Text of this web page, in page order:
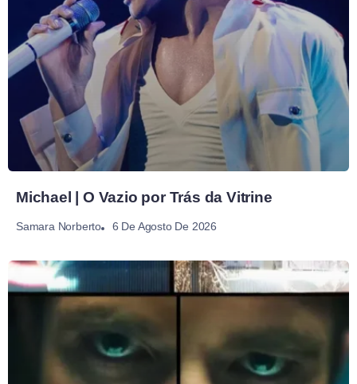
Michael | O Vazio por Trás da Vitrine
Samara Norberto 6 De Agosto De 2026